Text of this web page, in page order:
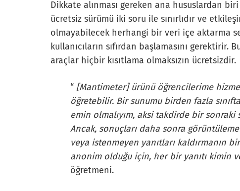
Dikkate alınması gereken ana hususlardan
ücretsiz sürümü iki soru ile sınırlıdır ve
olmayabilecek herhangi bir veri içe aktarma
kullanıcıların sıfırdan başlamasını gerektirir.
araçlar hiçbir kısıtlama olmaksızın ücretsizdir.
“ [Mantimeter] ürünü öğrencilerime
öğretebilir. Bir sunumu birden fazla
emin olmalıyım, aksi takdirde bir
Ancak, sonuçları daha sonra
veya istenmeyen yanıtları kaldırmanın
anonim olduğu için, her bir yanıtı kimin
öğretmeni.